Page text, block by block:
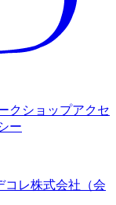
クショップアクセ
ー
コレ株式会社 （会